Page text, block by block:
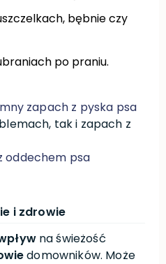
bębnie czy
po praniu.
zapach z pyska psa
tak i zapach z
oddechem psa
i zdrowie
na świeżość
domowników. Może